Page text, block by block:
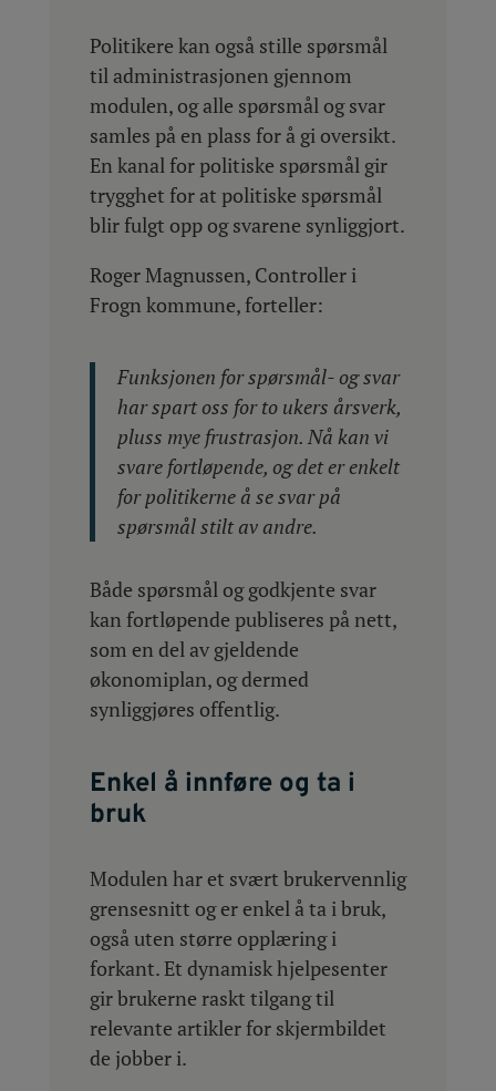
Politikere kan også stille spørsmål
til administrasjonen gjennom
modulen, og alle spørsmål og svar
samles på en plass for å gi oversikt.
En kanal for politiske spørsmål gir
trygghet for at politiske spørsmål
blir fulgt opp og svarene synliggjort.
Roger Magnussen, Controller i
Frogn kommune, forteller:
Funksjonen for spørsmål- og svar
har spart oss for to ukers årsverk,
pluss mye frustrasjon. Nå kan vi
svare fortløpende, og det er enkelt
for politikerne å se svar på
spørsmål stilt av andre.
Både spørsmål og godkjente svar
kan fortløpende publiseres på nett,
som en del av gjeldende
økonomiplan, og dermed
synliggjøres offentlig.
Enkel å innføre og ta i
bruk
Modulen har et svært brukervennlig
grensesnitt og er enkel å ta i bruk,
også uten større opplæring i
forkant. Et dynamisk hjelpesenter
gir brukerne raskt tilgang til
relevante artikler for skjermbildet
de jobber i.